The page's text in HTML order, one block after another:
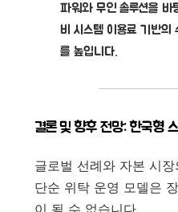
파워와 무인 솔루션을
비 시스템 이용료 기반의
를 높입니다.
결론 및 향후 전망: 한국형
글로벌 선례와 자본 시
단순 위탁 운영 모델은